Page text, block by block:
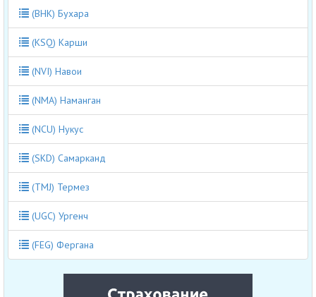
(BHK) Бухара
(KSQ) Карши
(NVI) Навои
(NMA) Наманган
(NCU) Нукус
(SKD) Самарканд
(TMJ) Термез
(UGC) Ургенч
(FEG) Фергана